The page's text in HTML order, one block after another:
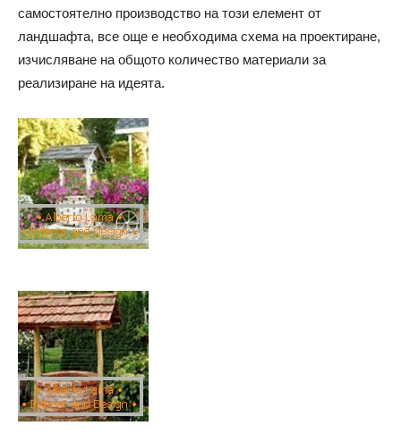
самостоятелно производство на този елемент от
ландшафта, все още е необходима схема на проектиране,
изчисляване на общото количество материали за
реализиране на идеята.